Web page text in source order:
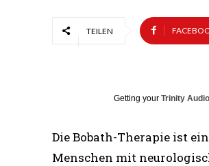
TEILEN
Getting your Trinity Audio
Die Bobath-Therapie ist
Menschen mit